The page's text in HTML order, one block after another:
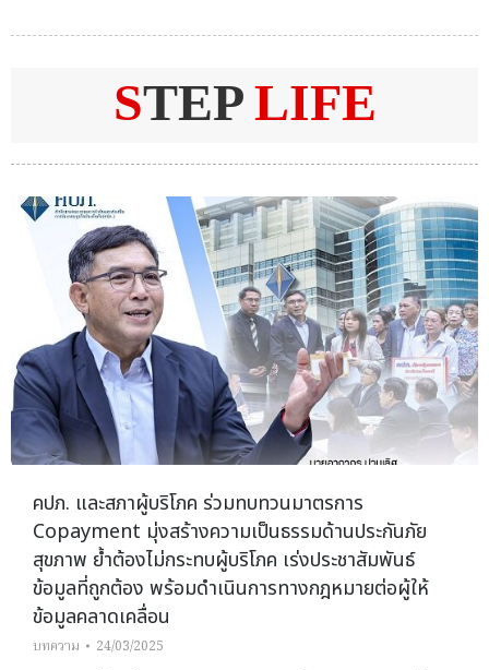
STEP LIFE
คปภ. และสภาผู้บริโภค ร่วมทบทวนมาตรการ
Copayment มุ่งสร้างความเป็นธรรมด้านประกันภัย
สุขภาพ ย้ำต้องไม่กระทบผู้บริโภค เร่งประชาสัมพันธ์
ข้อมูลที่ถูกต้อง พร้อมดำเนินการทางกฎหมายต่อผู้ให้
ข้อมูลคลาดเคลื่อน
บทความ 24/03/2025